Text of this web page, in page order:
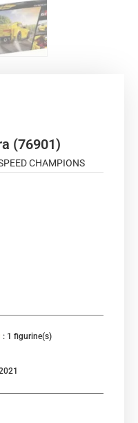
(76901)
CHAMPIONS
: 1 figurine(s)